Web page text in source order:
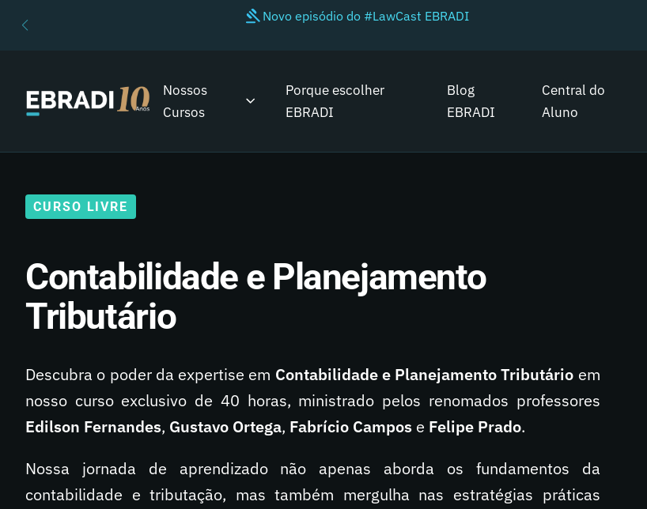
Novo episódio do #LawCast EBRADI
Nossos
Cursos
Porque escolher
EBRADI
Blog
EBRADI
Central do
Aluno
CURSO LIVRE
Contabilidade e Planejamento
Tributário
Descubra o poder da expertise em Contabilidade e Planejamento Tributário em
nosso curso exclusivo de 40 horas, ministrado pelos renomados professores
Edilson Fernandes, Gustavo Ortega, Fabrício Campos e Felipe Prado.
Nossa jornada de aprendizado não apenas aborda os fundamentos da
contabilidade e tributação, mas também mergulha nas estratégias práticas